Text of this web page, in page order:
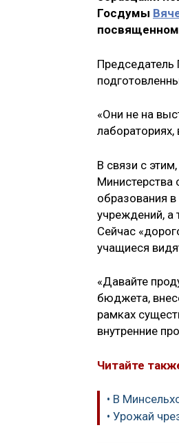
Госдумы
посвященном
«Они не на
лабораториях,
В связи с
Министерства
образования
учреждений,
Сейчас
учащиеся
«Давайте
бюджета,
рамках
внутренние
Читайте
• В
• Урожай